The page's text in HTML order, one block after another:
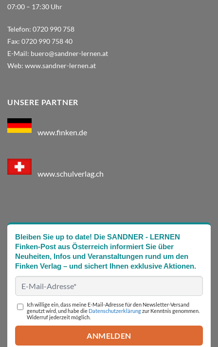
07:00 – 17:30 Uhr
Telefon: 0720 990 758
Fax: 0720 990 758 40
E-Mail: buero@sandner-lernen.at
Web: www.sandner-lernen.at
UNSERE PARTNER
www.finken.de
www.schulverlag.ch
Bleiben Sie up to date! Die SANDNER - LERNEN
Finken-Post aus Österreich informiert Sie über
Neuheiten, Infos und Veranstaltungen rund um den
Finken Verlag – und sichert Ihnen exklusive Aktionen.
Ich willige ein, dass meine E-Mail-Adresse für den Newsletter-Versand
genutzt wird, und habe die Datenschutzerklärungzur Kenntnis genommen.
Widerruf jederzeit möglich.